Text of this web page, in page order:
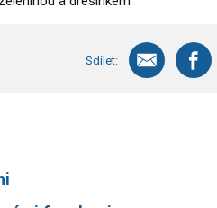
Sdílet: